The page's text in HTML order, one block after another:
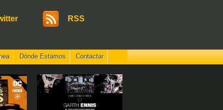
RSS
Dónde Estamos Contactar